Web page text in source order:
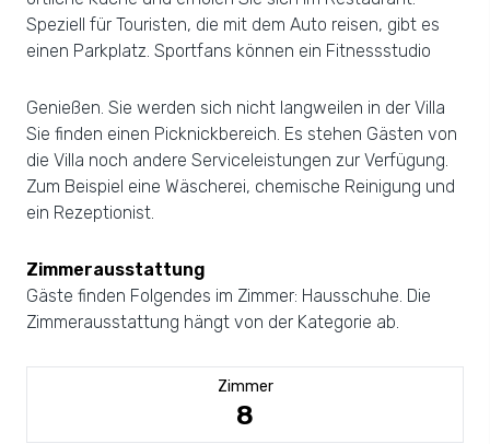
Speziell für Touristen, die mit dem Auto reisen, gibt es
einen Parkplatz. Sportfans können ein Fitnessstudio
Genießen. Sie werden sich nicht langweilen in der Villa
Sie finden einen Picknickbereich. Es stehen Gästen von
die Villa noch andere Serviceleistungen zur Verfügung.
Zum Beispiel eine Wäscherei, chemische Reinigung und
ein Rezeptionist.
Zimmerausstattung
Gäste finden Folgendes im Zimmer: Hausschuhe. Die
Zimmerausstattung hängt von der Kategorie ab.
Zimmer
8